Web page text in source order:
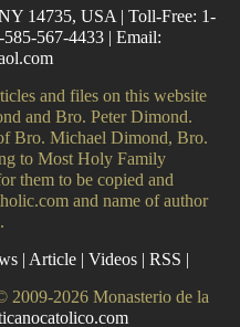
14735, USA | Toll-Free: 1-
567-4433 | Email:
and files on this website
and Bro. Peter Dimond.
Bro. Michael Dimond, Bro.
to Most Holy Family
them to be copied and
and name of author
| Article| Videos| RSS |
2009-2026 Monasterio de la